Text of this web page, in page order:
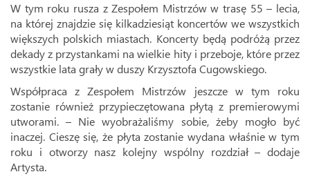
W tym roku rusza z Zespołem Mistrzów w trasę 55 – lecia,
na której znajdzie się kilkadziesiąt koncertów we wszystkich
większych polskich miastach. Koncerty będą podróżą przez
dekady z przystankami na wielkie hity i przeboje, które przez
wszystkie lata grały w duszy Krzysztofa Cugowskiego.
Współpraca z Zespołem Mistrzów jeszcze w tym roku
zostanie również przypieczętowana płytą z premierowymi
utworami. – Nie wyobrażaliśmy sobie, żeby mogło być
inaczej. Cieszę się, że płyta zostanie wydana właśnie w tym
roku i otworzy nasz kolejny wspólny rozdział – dodaje
Artysta.